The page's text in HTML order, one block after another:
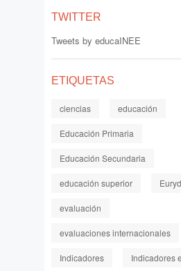
TWITTER
Tweets by educaINEE
ETIQUETAS
ciencias educación
Educación Primaria
Educación Secundaria
educación superior
evaluación
evaluaciones internacionales
Indicadores Indicadores